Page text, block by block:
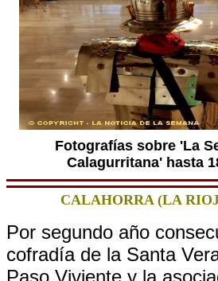
Fotografías sobre 'La
Calagurritana' hasta
CALAHORRA (LA
Por segundo año
cofradía de la Santa
Paso Viviente y la